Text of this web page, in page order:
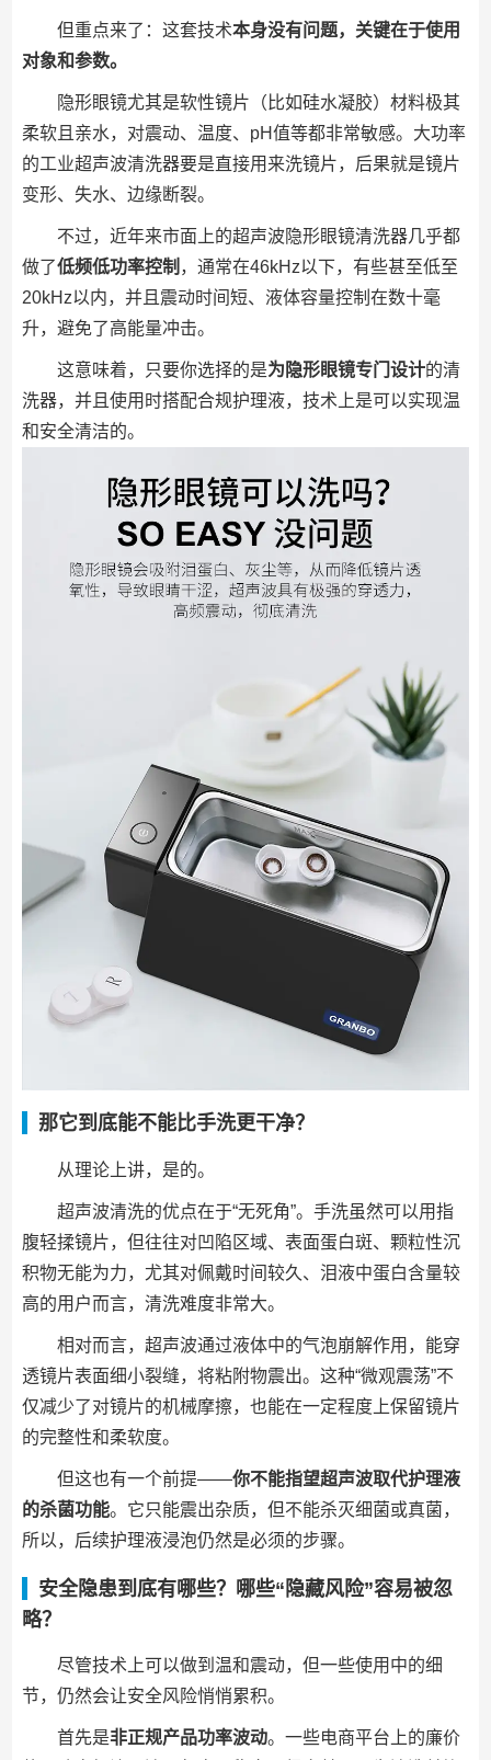
但重点来了：这套技术本身没有问题，关键在于使用
对象和参数。
隐形眼镜尤其是软性镜片（比如硅水凝胶）材料极其
柔软且亲水，对震动、温度、pH值等都非常敏感。大功率
的工业超声波清洗器要是直接用来洗镜片，后果就是镜片
变形、失水、边缘断裂。
不过，近年来市面上的超声波隐形眼镜清洗器几乎都
做了低频低功率控制 ，通常在46kHz以下，有些甚至低至
20kHz以内，并且震动时间短、液体容量控制在数十毫
升，避免了高能量冲击。
这意味着，只要你选择的是为隐形眼镜专门设计的清
洗器，并且使用时搭配合规护理液，技术上是可以实现温
和安全清洁的。
那它到底能不能比手洗更干净？
从理论上讲，是的。
超声波清洗的优点在于“无死角”。手洗虽然可以用指
腹轻揉镜片，但往往对凹陷区域、表面蛋白斑、颗粒性沉
积物无能为力，尤其对佩戴时间较久、泪液中蛋白含量较
高的用户而言，清洗难度非常大。
相对而言，超声波通过液体中的气泡崩解作用，能穿
透镜片表面细小裂缝，将粘附物震出。这种“微观震荡”不
仅减少了对镜片的机械摩擦，也能在一定程度上保留镜片
的完整性和柔软度。
但这也有一个前提——你不能指望超声波取代护理液
的杀菌功能。它只能震出杂质，但不能杀灭细菌或真菌，
所以，后续护理液浸泡仍然是必须的步骤。
安全隐患到底有哪些？哪些“隐藏风险”容易被忽
略？
尽管技术上可以做到温和震动，但一些使用中的细
节，仍然会让安全风险悄悄累积。
首先是非正规产品功率波动。一些电商平台上的廉价